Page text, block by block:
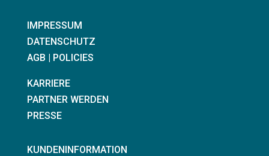
IMPRESSUM
DATENSCHUTZ
AGB | POLICIES
KARRIERE
PARTNER WERDEN
PRESSE
KUNDENINFORMATION